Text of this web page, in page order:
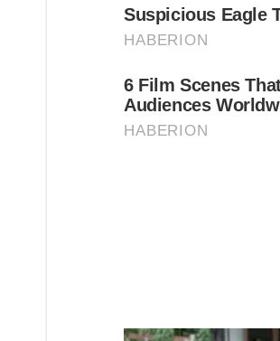
พลับพลึงด อ กสีแดงจะมีช่อด อ ก